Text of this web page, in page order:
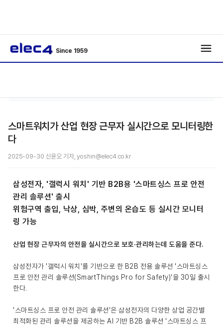
Since 1959
스마트워치가 산업 현장 근무자 실시간으로 모니터링한
다
2025-09-30 신윤오 기자, yoshin@elec4.co.kr
삼성전자, '갤럭시 워치' 기반 B2B용 '스마트싱스 프로 안전
관리 솔루션' 출시
위험구역 출입, 낙상, 심박, 주변의 온습도 등 실시간 모니터
링 가능
산업 현장 근무자의 안전을 실시간으로 보호·관리하는데 도움을 준다.
삼성전자가 '갤럭시 워치'를 기반으로 한 B2B 전용 솔루션 '스마트싱스
프로 안전 관리 솔루션(SmartThings Pro for Safety)'을 30일 출시
한다.
'스마트싱스 프로 안전 관리 솔루션'은 삼성전자의 다양한 상업 공간별
최적화된 관리 솔루션을 제공하는 AI 기반 B2B 솔루션 '스마트싱스 프